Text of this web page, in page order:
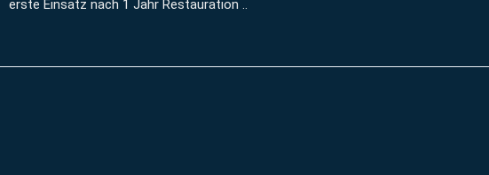
erste Einsatz nach 1 Jahr Restauration ..